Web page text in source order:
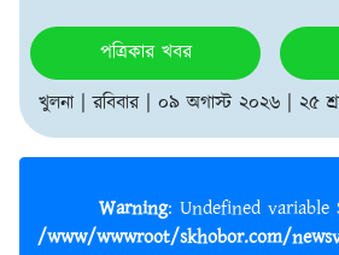
পত্রিকার খবর
খুলনা | রবিবার | ০৯ অগাস্ট ২০২৬ | ২৫
Warning : Undefined
/www/wwwroot/skhobor.com/